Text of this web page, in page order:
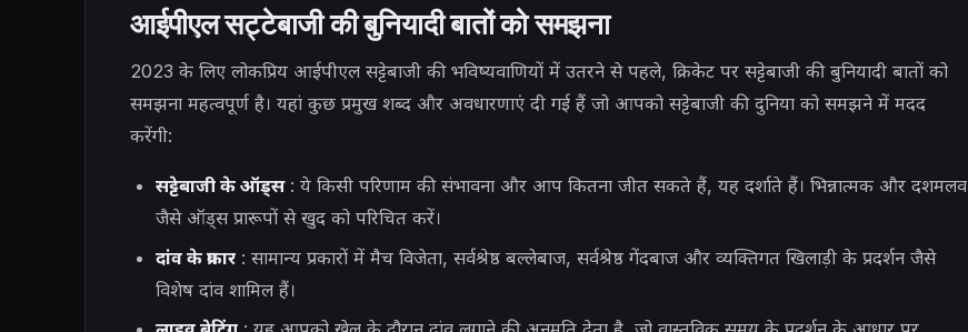
आईपीएल सट्टेबाजी की बुनियादी बातों को समझना
2023 के लिए लोकप्रिय आईपीएल सट्टेबाजी की भविष्यवाणियों में उतरने से पहले, क्रिकेट पर सट्टेबाजी की बुनियादी बातों को
समझना महत्वपूर्ण है। यहां कुछ प्रमुख शब्द और अवधारणाएं दी गई हैं जो आपको सट्टेबाजी की दुनिया को समझने में मदद
करेंगी:
सट्टेबाजी के ऑड्स: ये किसी परिणाम की संभावना और आप कितना जीत सकते हैं, यह दर्शाते हैं। भिन्नात्मक और दशमलव
जैसे ऑड्स प्रारूपों से खुद को परिचित करें।
दांव के प्रकार: सामान्य प्रकारों में मैच विजेता, सर्वश्रेष्ठ बल्लेबाज, सर्वश्रेष्ठ गेंदबाज और व्यक्तिगत खिलाड़ी के प्रदर्शन जैसे
विशेष दांव शामिल हैं।